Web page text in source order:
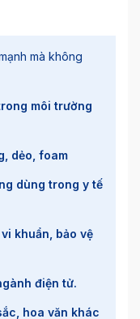
mà không
môi trường
dẻo, foam
dùng trong y tế
khuẩn, bảo vệ
điện tử.
hoa văn khác